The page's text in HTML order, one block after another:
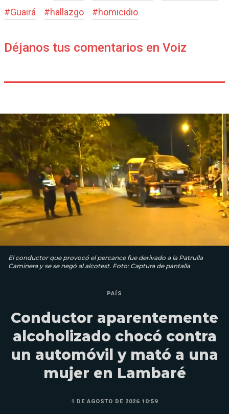
#Guairá #hallazgo #homicidio
Déjanos tus comentarios en Voiz
El conductor que provocó el percance fue derivado a la Patrulla
Caminera y se se negó al alcotest. Foto: Captura de pantalla
PAÍS
Conductor aparentemente
alcoholizado chocó contra
un automóvil y mató a una
mujer en Lambaré
1 DE AGOSTO DE 2026 10:59